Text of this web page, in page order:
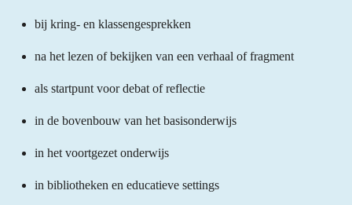
bij kring- en klassengesprekken
na het lezen of bekijken van een verhaal of fragment
als startpunt voor debat of reflectie
in de bovenbouw van het basisonderwijs
in het voortgezet onderwijs
in bibliotheken en educatieve settings